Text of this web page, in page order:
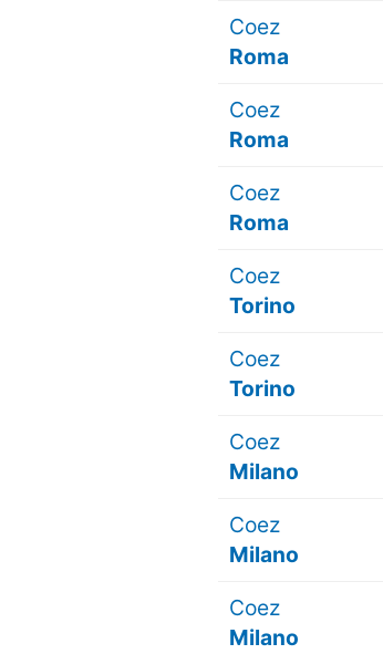
Coez
Roma
Coez
Roma
Coez
Roma
Coez
Torino
Coez
Torino
Coez
Milano
Coez
Milano
Coez
Milano